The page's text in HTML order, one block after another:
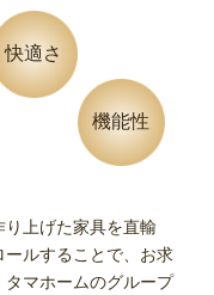
快適さ
機能性
上げた家具を直輸
ールすることで、お求
マホームのグループ